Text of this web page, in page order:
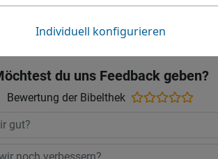
du uns Feedback geben?
Bewertung der Bibelthek